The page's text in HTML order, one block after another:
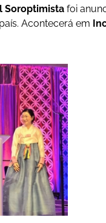
Soroptimista foi
Acontecerá em